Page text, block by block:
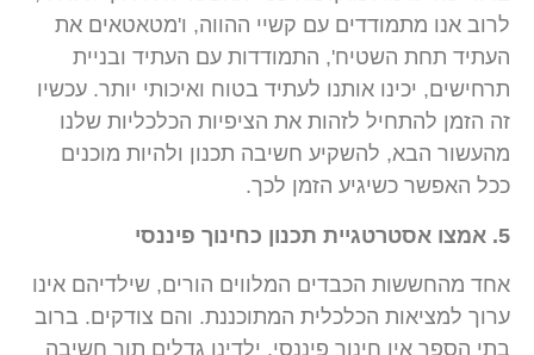
לרוב אנו מתמודדים עם קשיי ההווה, ו'מטאטאים את
העתיד תחת השטיח', התמודדות עם העתיד ובניית
תרחישים, יכינו אותנו לעתיד בטוח ואיכותי יותר. עכשיו
זה הזמן להתחיל לזהות את הציפיות הכלכליות שלנו
מהעשור הבא, להשקיע חשיבה תכנון ולהיות מוכנים
ככל האפשר כשיגיע הזמן לכך.
5. אמצו אסטרטגיית תכנון כחינוך פיננסי
אחד מהחששות הכבדים המלווים הורים, שילדיהם אינו
ערוך למציאות הכלכלית המתוכננת. והם צודקים. ברוב
בתי הספר אין חינוך פיננסי, ילדינו גדלים תוך חשיבה